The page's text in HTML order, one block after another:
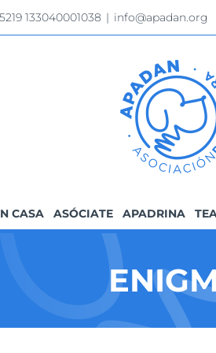
133040001038 | info@apadan.org
CASA ASÓCIATE APADRINA